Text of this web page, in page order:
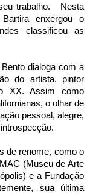
trabalho. Nesta
enxergou o
classificou as
dialoga com a
do artista, pintor
XX. Assim como
o olhar de
pessoal, alegre,
de renome, como o
(Museu de Arte
e a Fundação
sua última